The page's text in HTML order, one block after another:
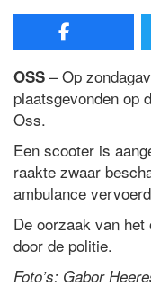
OSS – Op
plaatsgevonden op
Oss.
Een scooter is
raakte zwaar
ambulance
De oorzaak van
door de politie.
Foto’s: Gabor